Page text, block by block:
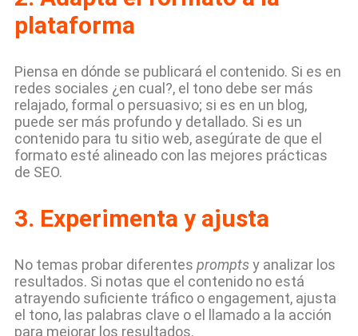
plataforma
Piensa en dónde se publicará el contenido. Si es en
redes sociales ¿en cual?, el tono debe ser más
relajado, formal o persuasivo; si es en un blog,
puede ser más profundo y detallado. Si es un
contenido para tu sitio web, asegúrate de que el
formato esté alineado con las mejores prácticas
de SEO.
3. Experimenta y ajusta
No temas probar diferentes promptsy analizar los
resultados. Si notas que el contenido no está
atrayendo suficiente tráfico o engagement, ajusta
el tono, las palabras clave o el llamado a la acción
para mejorar los resultados.